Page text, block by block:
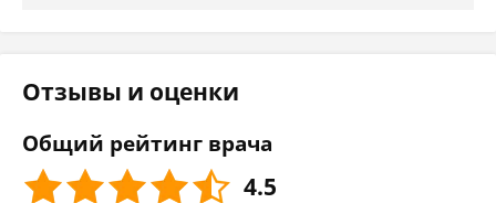
Отзывы и оценки
Общий рейтинг врача
4.5